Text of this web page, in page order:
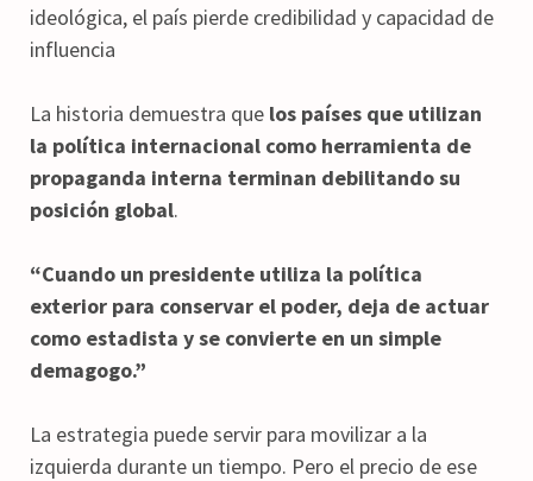
ideológica, el país pierde credibilidad y capacidad de
influencia
La historia demuestra que los países que utilizan
la política internacional como herramienta de
propaganda interna terminan debilitando su
posición global.
“Cuando un presidente utiliza la política
exterior para conservar el poder, deja de actuar
como estadista y se convierte en un simple
demagogo.”
La estrategia puede servir para movilizar a la
izquierda durante un tiempo. Pero el precio de ese